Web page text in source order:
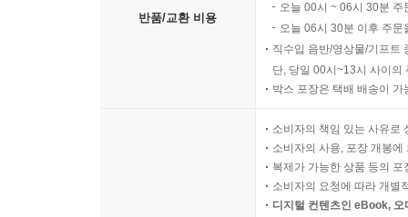
반품/교환 비용
오늘 00시 ~ 06시 30분
오늘 06시 30분 이후 주
직수입 음반/영상물/기프트
단, 당일 00시~13시 사이의
박스 포장은 택배 배송이
소비자의 책임 있는 사유로
소비자의 사용, 포장 개봉
복제가 가능한 상품 등의
소비자의 요청에 따라 개별
디지털 컨텐츠인 eBook,